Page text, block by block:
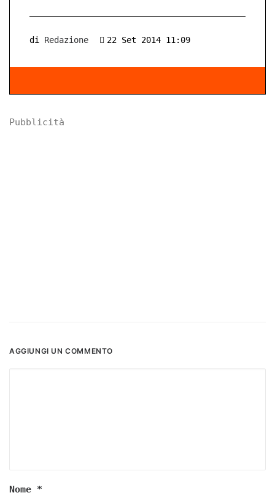
di Redazione 22 Set 2014 11:09
Pubblicità
AGGIUNGI UN COMMENTO
Nome *